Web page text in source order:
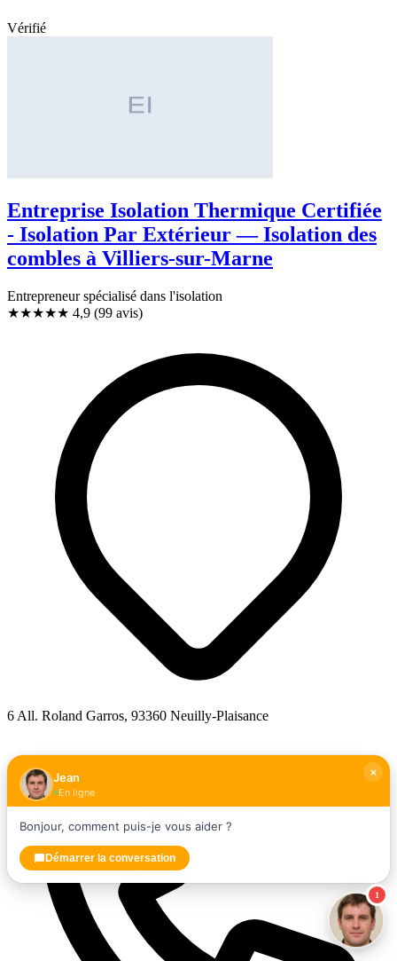
Vérifié
Entreprise Isolation Thermique Certifiée
- Isolation Par Extérieur — Isolation des
combles à Villiers-sur-Marne
Entrepreneur spécialisé dans l'isolation
★★★★★ 4,9 (99 avis)
6 All. Roland Garros, 93360 Neuilly-Plaisance
1
Jean
En ligne
Bonjour, comment puis-je vous aider ?
Démarrer la conversation